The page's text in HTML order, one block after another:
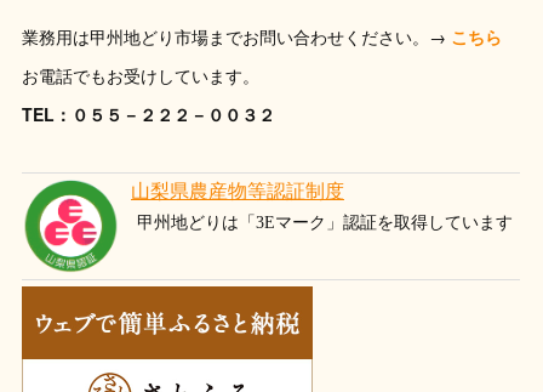
業務用は甲州地どり市場までお問い合わせください。→ こちら
お電話でもお受けしています。
TEL：０５５－２２２－００３２